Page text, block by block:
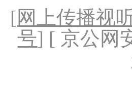
[网上传播视
号] [ 京公网